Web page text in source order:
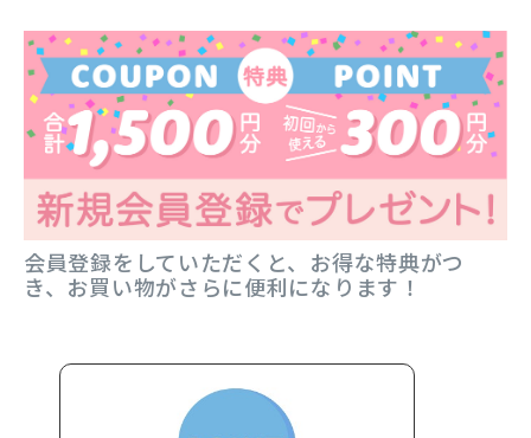
会員登録をしていただくと、お得な特典がつ
き、お買い物がさらに便利になります！